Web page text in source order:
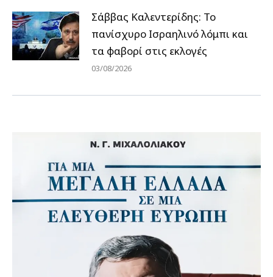
Σάββας Καλεντερίδης: Το
πανίσχυρο Ισραηλινό λόμπι και
τα φαβορί στις εκλογές
03/08/2026